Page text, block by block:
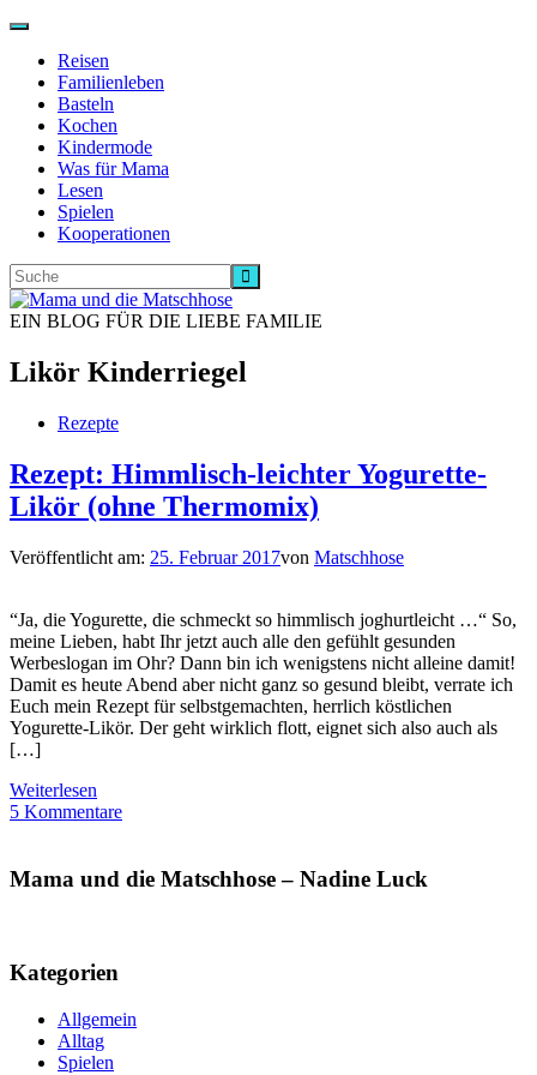
Navigation
ein-/ausschalten
Reisen
Familienleben
Basteln
Kochen
Kindermode
Was für Mama
Lesen
Spielen
Kooperationen
EIN BLOG FÜR DIE LIEBE FAMILIE
Likör Kinderriegel
Rezepte
Rezept: Himmlisch-leichter Yogurette-
Likör (ohne Thermomix)
Veröffentlicht am: 25. Februar 2017von Matschhose
“Ja, die Yogurette, die schmeckt so himmlisch joghurtleicht …“ So,
meine Lieben, habt Ihr jetzt auch alle den gefühlt gesunden
Werbeslogan im Ohr? Dann bin ich wenigstens nicht alleine damit!
Damit es heute Abend aber nicht ganz so gesund bleibt, verrate ich
Euch mein Rezept für selbstgemachten, herrlich köstlichen
Yogurette-Likör. Der geht wirklich flott, eignet sich also auch als
[…]
Weiterlesen
5 Kommentare
Mama und die Matschhose – Nadine Luck
Kategorien
Allgemein
Alltag
Spielen